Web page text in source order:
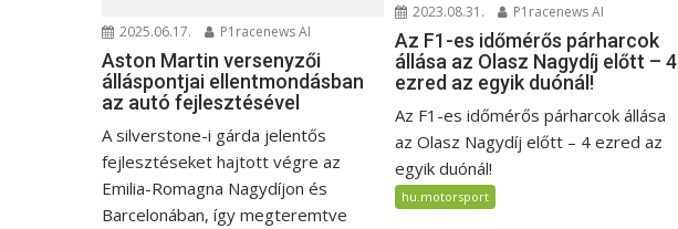
2025.06.17. P1racenews AI
Aston Martin versenyzői
álláspontjai ellentmondásban
az autó fejlesztésével
A silverstone-i gárda jelentős
fejlesztéseket hajtott végre az
Emilia-Romagna Nagydíjon és
Barcelonában, így megteremtve
2023.08.31. P1racenews AI
Az F1-es időmérős párharcok
állása az Olasz Nagydíj előtt – 4
ezred az egyik duónál!
Az F1-es időmérős párharcok állása
az Olasz Nagydíj előtt – 4 ezred az
egyik duónál!
hu.motorsport